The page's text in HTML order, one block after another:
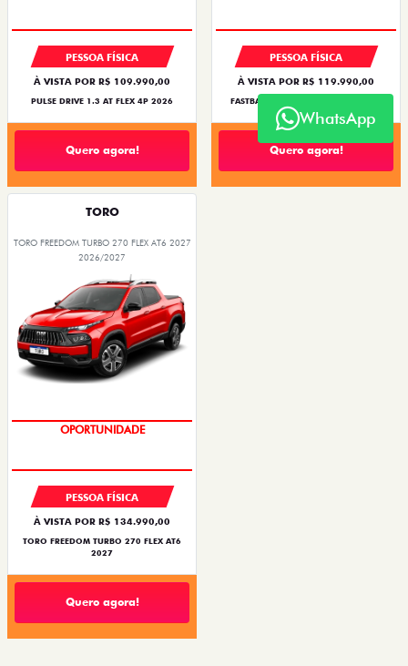
PESSOA FÍSICA
À VISTA POR R$ 109.990,00
PULSE DRIVE 1.3 AT FLEX 4P 2026
Quero agora!
PESSOA FÍSICA
À VISTA POR R$ 119.990,00
FASTBACK TURBO 200 FLEX AT 2026
Quero agora!
TORO
TORO FREEDOM TURBO 270 FLEX AT6 2027
2026/2027
OPORTUNIDADE
PESSOA FÍSICA
À VISTA POR R$ 134.990,00
TORO FREEDOM TURBO 270 FLEX AT6
2027
Quero agora!
WhatsApp